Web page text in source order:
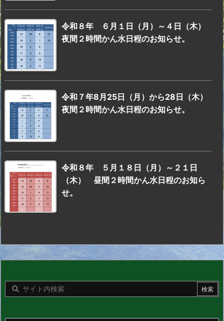
令和８年 ６月１日（月）～４日（木）
夜間２時間かん水日程のお知らせ。
令和７年8月25日（月）から28日（木）
夜間２時間かん水日程のお知らせ。
令和８年 ５月１８日（月）～２１日
（木） 昼間２時間かん水日程のお知ら
せ。